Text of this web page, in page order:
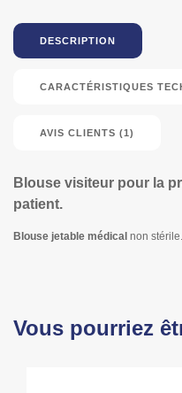
DESCRIPTION
CARACTÉRISTIQUES
AVIS CLIENTS (1)
Blouse visiteur pour la
patient.
Blouse jetable médical non stérile.
Vous pourriez